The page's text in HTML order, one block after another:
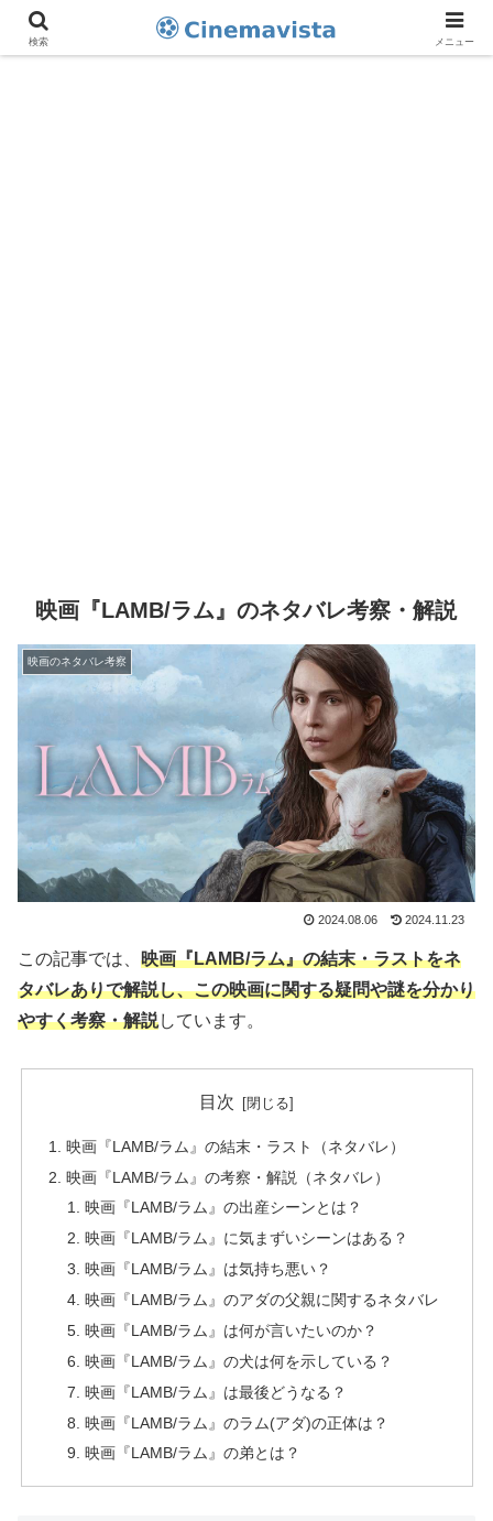
映画『LAMB/ラム』のネタバレ考察・解説
映画のネタバレ考察
2024.08.06 2024.11.23
この記事では、 映画『LAMB/ラム』の結末・ラストをネ
タバレありで解説し、この映画に関する疑問や謎を分かり
やすく考察・解説しています。
目次
映画『LAMB/ラム』の結末・ラスト（ネタバレ）
映画『LAMB/ラム』の考察・解説（ネタバレ）
映画『LAMB/ラム』の出産シーンとは？
映画『LAMB/ラム』に気まずいシーンはある？
映画『LAMB/ラム』は気持ち悪い？
映画『LAMB/ラム』のアダの父親に関するネタバレ
映画『LAMB/ラム』は何が言いたいのか？
映画『LAMB/ラム』の犬は何を示している？
映画『LAMB/ラム』は最後どうなる？
映画『LAMB/ラム』のラム(アダ)の正体は？
映画『LAMB/ラム』の弟とは？
検索 メニュー